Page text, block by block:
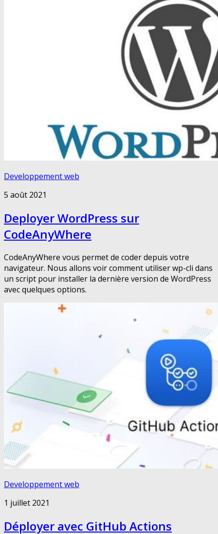
Developpement web
5 août 2021
Deployer WordPress sur
CodeAnyWhere
CodeAnyWhere vous permet de coder depuis votre
navigateur. Nous allons voir comment utiliser wp-cli dans
un script pour installer la dernière version de WordPress
avec quelques options.
Developpement web
1 juillet 2021
Déployer avec GitHub Actions